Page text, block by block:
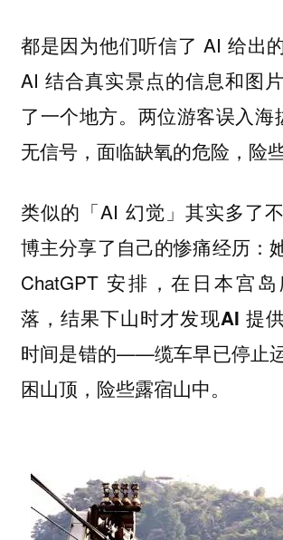
都是因为他们听信了 AI 给出
AI 结合真实景点的信息和图片
了一个地方。两位游客误入海
无信号，面临缺氧的危险，险
类似的「AI 幻觉」其实多了
博主分享了自己的惨痛经历：
ChatGPT 安排，在日本宫
落，结果下山时才发现AI 提
时间是错的——缆车早已停止
困山顶，险些露宿山中。